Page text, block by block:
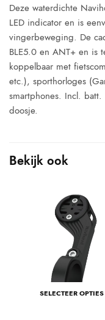
Deze waterdichte
LED indicator en is
vingerbeweging. De
BLE5.0 en ANT+ en is
koppelbaar met
etc.), sporthorloges
smartphones. Incl.
doosje.
Bekijk ook
SELECTEER OPTIES